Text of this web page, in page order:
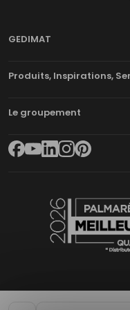
GEDIMAT
Produits, Inspirations,
Le groupement